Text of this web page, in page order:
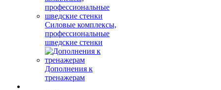
Силовые комплексы,
профессиональные
шведские стенки
Дополнения к
тренажерам